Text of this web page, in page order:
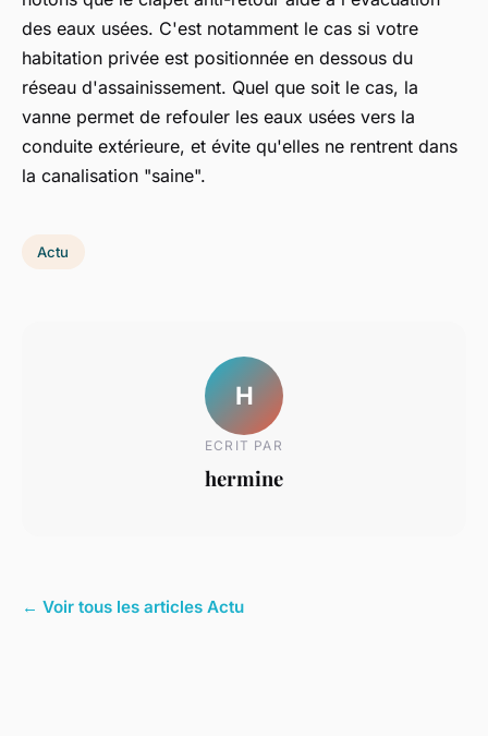
des eaux usées. C'est notamment le cas si votre
habitation privée est positionnée en dessous du
réseau d'assainissement. Quel que soit le cas, la
vanne permet de refouler les eaux usées vers la
conduite extérieure, et évite qu'elles ne rentrent dans
la canalisation "saine".
Actu
H
ECRIT PAR
hermine
← Voir tous les articles Actu